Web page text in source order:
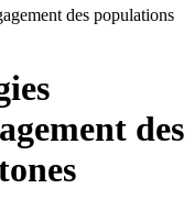
des populations
des